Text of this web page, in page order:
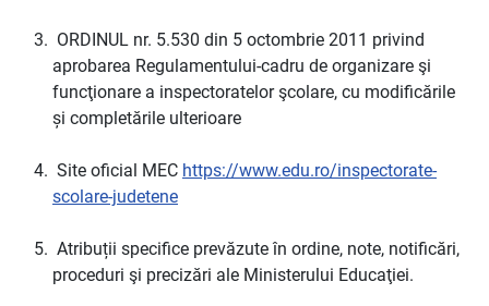
ORDINUL nr. 5.530 din 5 octombrie 2011 privind
aprobarea Regulamentului-cadru de organizare şi
funcţionare a inspectoratelor şcolare, cu modificările
și completările ulterioare
Site oficial MEC https://www.edu.ro/inspectorate-
scolare-judetene
Atribuții specifice prevăzute în ordine, note, notificări,
proceduri şi precizări ale Ministerului Educaţiei.